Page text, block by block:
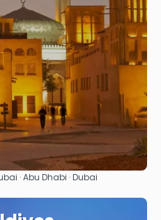
· Abu Dhabi · Dubai